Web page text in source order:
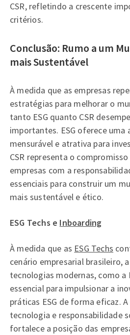
CSR, refletindo a crescente
critérios.
Conclusão: Rumo a um
mais Sustentável
À medida que as empresas
estratégias para melhorar o
tanto ESG quanto CSR
importantes. ESG oferece uma
mensurável e atrativa para
CSR representa o
empresas com a
essenciais para construir um
mais sustentável e ético.
ESG Techs e Inboarding
À medida que as ESG Techs
cenário empresarial brasileiro,
tecnologias modernas, como
essencial para impulsionar a
práticas ESG de forma eficaz.
tecnologia e responsabilidade
fortalece a posição das